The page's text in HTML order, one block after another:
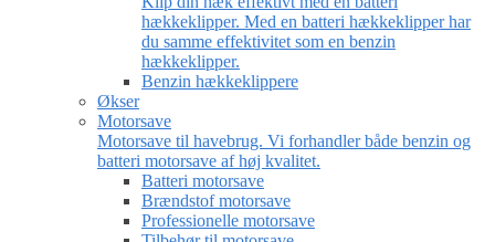
hækkeklipper. Med en batteri hækkeklipper har
du samme effektivitet som en benzin
hækkeklipper.
Benzin hækkeklippere
Økser
Motorsave
Motorsave til havebrug. Vi forhandler både benzin og
batteri motorsave af høj kvalitet.
Batteri motorsave
Brændstof motorsave
Professionelle motorsave